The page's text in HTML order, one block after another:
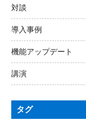
対談
導入事例
機能アップデート
講演
タグ